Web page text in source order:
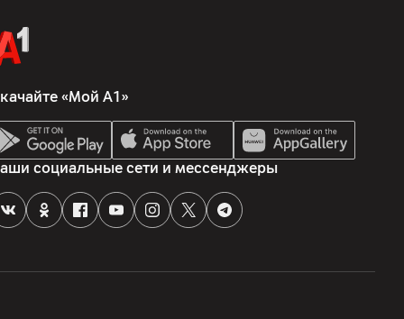
SIM)
«Мой А1»
социальные сети и мессенджеры